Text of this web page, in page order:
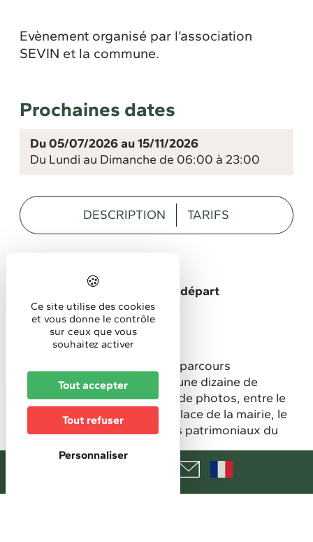
Evènement organisé par l’association
SEVIN et la commune.
Prochaines dates
Du 05/07/2026 au 15/11/2026
Du Lundi au Dimanche de 06:00 à 23:00
DESCRIPTION TARIFS
Lieu de la manifestation/de départ
Place du Général de Gaulle
Public spécifique ciblé
Familles
Partez à la découverte d’un parcours
artistique inédit réunissant une dizaine de
sculptures et une vingtaine de photos, entre le
canal du Rhône au Rhin, la place de la mairie, le
centre historique et les sites patrimoniaux du
Ce site utilise des cookies
et vous donne le contrôle
sur ceux que vous
souhaitez activer
Tout accepter
Tout refuser
Personnaliser